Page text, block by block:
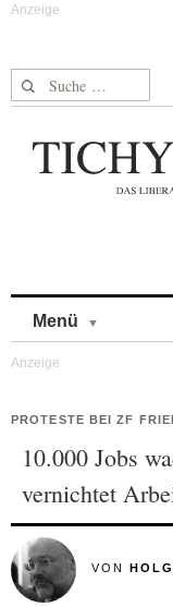
Suche nach:
Menü
PROTESTE BEI ZF
10.000 Jobs
vernichtet
VON